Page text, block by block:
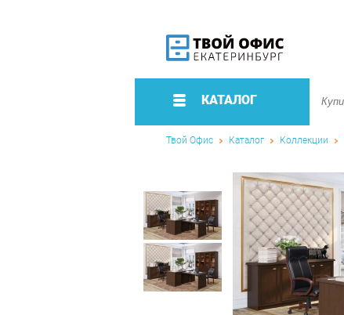
КАТАЛОГ
Твой Офис Каталог Коллекции